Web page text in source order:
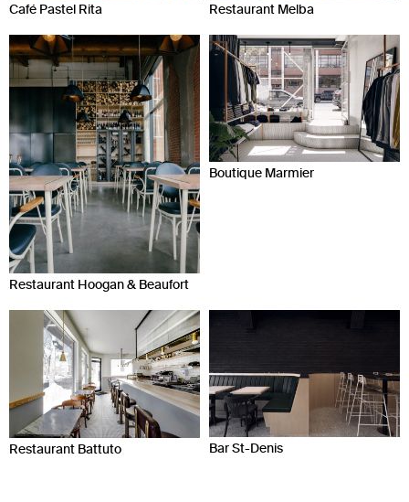
Café Pastel Rita Restaurant Melba
Restaurant Hoogan & Beaufort
Boutique Marmier
Restaurant Battuto Bar St-Denis